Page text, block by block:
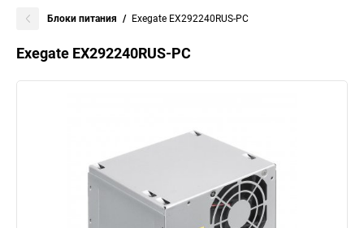
Блоки питания Exegate EX292240RUS-PC
Exegate EX292240RUS-PC